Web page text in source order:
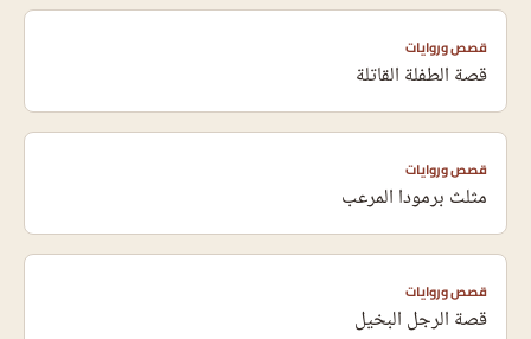
قصص وروايات
قصة الطفلة القاتلة
قصص وروايات
مثلث برمودا المرعب
قصص وروايات
قصة الرجل البخيل